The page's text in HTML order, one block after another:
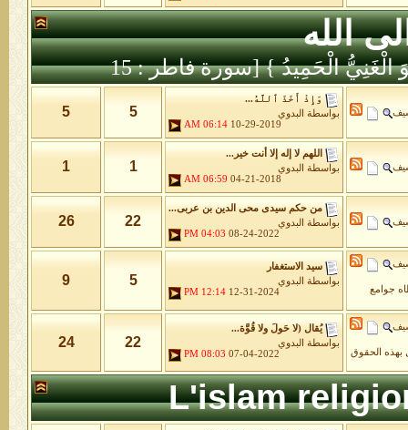
الله
الْغَنِيُّ الْحَمِيدُ } [سورة فاطر : 15
وَإِذْ أَخَذَ ٱللَّهُ...
بواسطة
البدوي
10-29-2019
06:14 AM
5
5
اللهم لا إله إلا أنت خير...
بواسطة
البدوي
04-21-2018
06:59 AM
1
1
من حكم سيدى محى الدين بن عربى...
بواسطة
البدوي
08-24-2022
04:03 PM
22
26
جوامع
سيد الاستغفار
بواسطة
البدوي
12-31-2024
12:14 PM
5
9
بهذه الحقوق
يُقال (لا حَولَ ولا قُوَّة...
بواسطة
البدوي
07-04-2022
08:03 PM
22
24
L'islam